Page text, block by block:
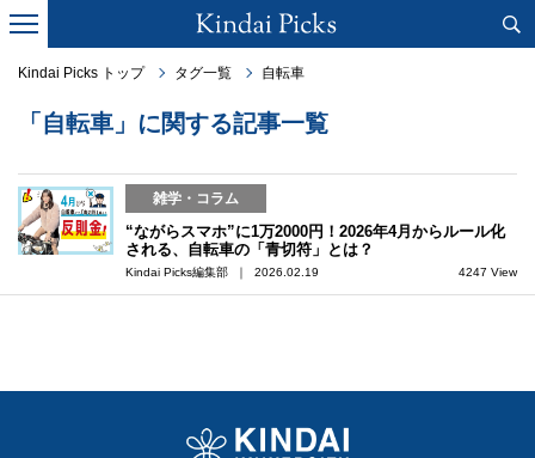
Kindai Picks トップ タグ一覧 自転車
「自転車」に関する記事一覧
雑学・コラム
“ながらスマホ”に1万2000円！2026年4月からルール化
される、自転車の「青切符」とは？
Kindai Picks編集部 ｜ 2026.02.19 4247 View